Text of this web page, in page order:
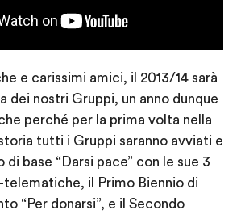
e carissimi amici, il 2013/14 sarà
dei nostri Gruppi, un anno dunque
perché per la prima volta nella
tutti i Gruppi saranno avviati e
di base “Darsi pace” con le sue 3
telematiche, il Primo Biennio di
“Per donarsi”, e il Secondo